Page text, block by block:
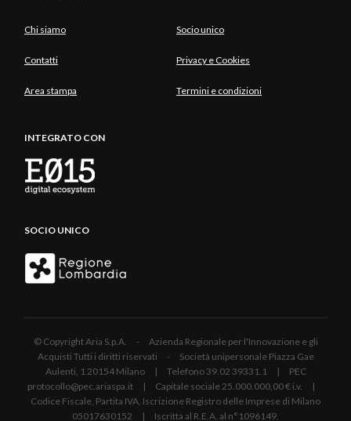
Chi siamo Socio unico
Contatti Privacy e Cookies
Area stampa Termini e condizioni
INTEGRATO CON
SOCIO UNICO
© Copyright Aria S.p.A. - Azienda Regionale per l'Innovazione e gli
Acquisti Tutti i diritti riservati - Società unipersonale Piazza Gae
Aulenti, 1 20154 Milano | Telefono 39.02 39331.1 | PEC
protocollo@pec.ariaspa.it | Capitale sociale 25.000.000,00 € i.v. |
Codice Fiscale, Partita IVA, Iscrizione Registro delle Imprese di Milano
05017630152 | Iscritta al R.E.A. al n°1096149.